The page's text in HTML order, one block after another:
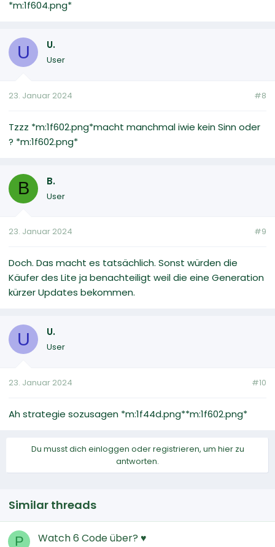
*m:1f604.png*
U U.
User
23. Januar 2024 #8
Tzzz *m:1f602.png*macht manchmal iwie kein Sinn oder
? *m:1f602.png*
B B.
User
23. Januar 2024 #9
Doch. Das macht es tatsächlich. Sonst würden die
Käufer des Lite ja benachteiligt weil die eine Generation
kürzer Updates bekommen.
U U.
User
23. Januar 2024 #10
Ah strategie sozusagen *m:1f44d.png**m:1f602.png*
Du musst dich einloggen oder registrieren, um hier zu
antworten.
Similar threads
P Watch 6 Code über? ♥